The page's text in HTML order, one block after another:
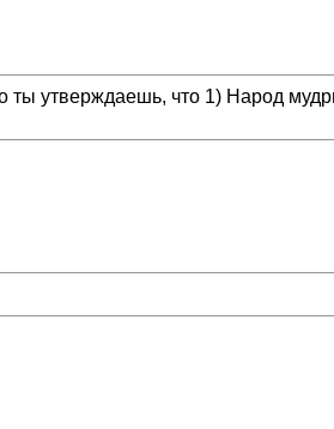
утверждаешь, что 1) Народ